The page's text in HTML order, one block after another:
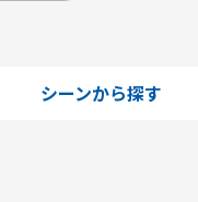
シーンから探す